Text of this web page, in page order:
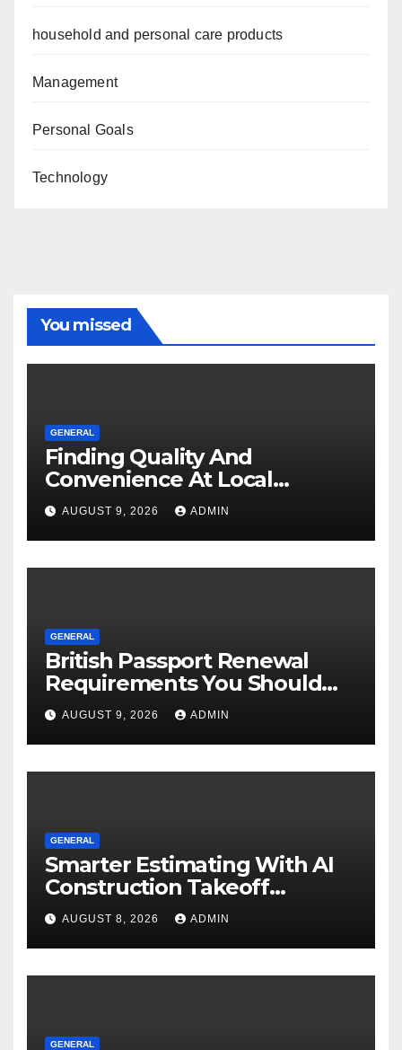
household and personal care products
Management
Personal Goals
Technology
You missed
GENERAL
Finding Quality And
Convenience At Local
Dispensaries
AUGUST 9, 2026 ADMIN
GENERAL
British Passport Renewal
Requirements You Should
Know
AUGUST 9, 2026 ADMIN
GENERAL
Smarter Estimating With AI
Construction Takeoff
Software
AUGUST 8, 2026 ADMIN
GENERAL